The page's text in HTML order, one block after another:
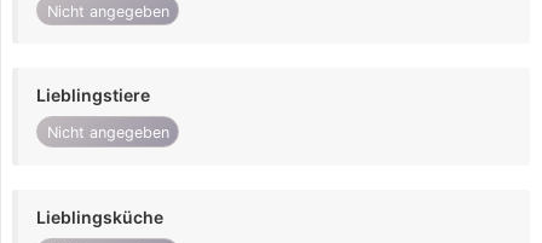
Nicht angegeben
Lieblingstiere
Nicht angegeben
Lieblingsküche